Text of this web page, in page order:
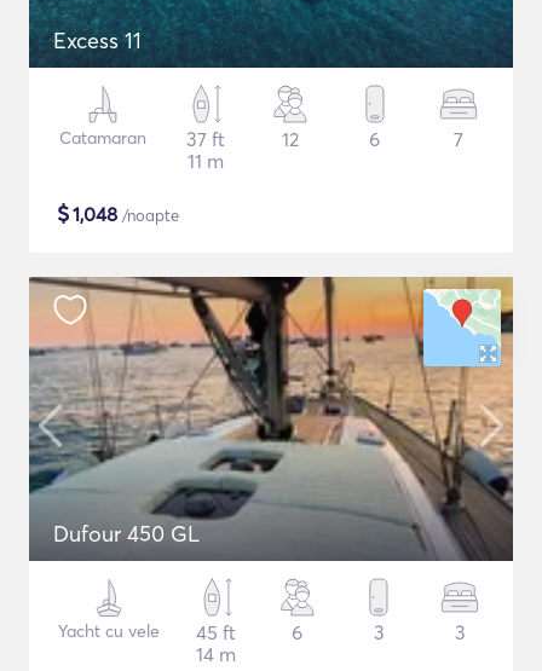
Excess 11
Catamaran
37 ft
11 m
12 6 7
$1,048 /noapte
Dufour 450 GL
Yacht cu vele
45 ft
14 m
6 3 3